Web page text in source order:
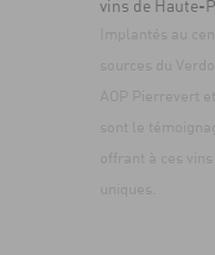
vins de Haute-
Implantés au
sources du
AOP Pierrevert
sont le
offrant à ces
uniques.